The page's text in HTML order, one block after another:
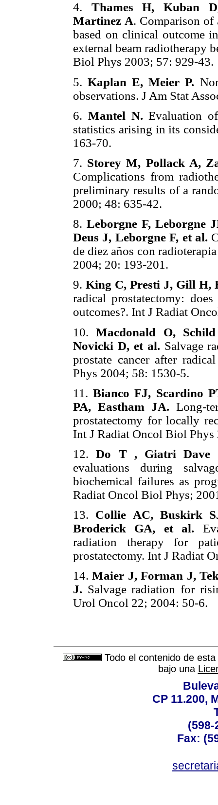
4. Thames H, Kuban
Martinez A. Comparison
based on clinical outcome
external beam radiotherapy
Biol Phys 2003; 57: 929-43.
5.Kaplan E, Meier P.
observations. J Am Stat
6. Mantel N. Evaluation
statistics arising in its
163-70.
7. Storey M, Pollack A,
Complications from
preliminary results of a
2000; 48: 635-42.
8. Leborgne F, Leborgne
Deus J, Leborgne F, et al.
de diez años con
2004; 20: 193-201.
9. King C, Presti J, Gill H,
radical prostatectomy:
outcomes?. Int J Radiat
10.Macdonald O,
Novicki D, et al. Salvage
prostate cancer after
Phys 2004; 58: 1530-5.
11.Bianco FJ, Scardino
PA, Eastham JA. Long-
prostatectomy for locally
Int J Radiat Oncol Biol
12.Do T , Giatri Dave
evaluations during
biochemical failures as
Radiat Oncol Biol Phys;
13. Collie AC, Buskirk
Broderick GA, et al.
radiation therapy for
prostatectomy. Int J Radiat
14.Maier J, Forman J,
J. Salvage radiation for
Urol Oncol 22; 2004: 50-6.
Todo el contenido de
bajo una
CP 11.200,
(598-
Fax: